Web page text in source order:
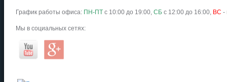
График работы офиса: ПН-ПТ с 10:00 до 19:00, СБ с 12:00 до 16:00, ВС -
Мы в социальных сетях: